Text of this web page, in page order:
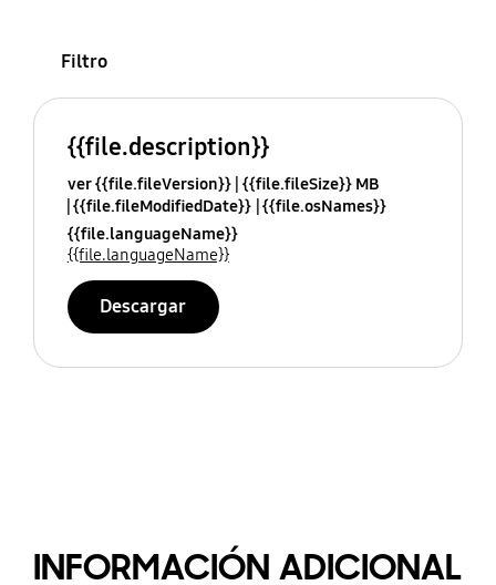
Filtro
{{file.description}}
ver {{file.fileVersion}} {{file.fileSize}} MB
{{file.fileModifiedDate}} {{file.osNames}}
{{file.languageName}}
{{file.languageName}}
Descargar
INFORMACIÓN ADICIONAL